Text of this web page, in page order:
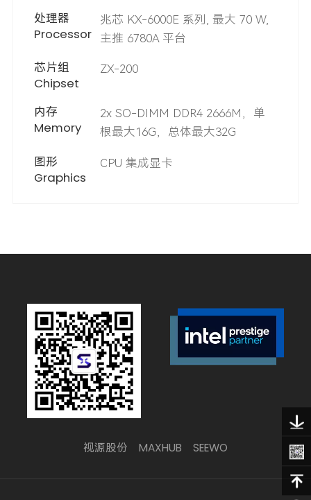
处理器
Processor
兆芯 KX-6000E 系列, 最大 70 W,
主推 6780A 平台
芯片组
Chipset
ZX-200
内存
Memory
2x SO-DIMM DDR4 2666M，单
根最大16G，总体最大32G
图形
Graphics
CPU 集成显卡
视源股份 MAXHUB SEEWO